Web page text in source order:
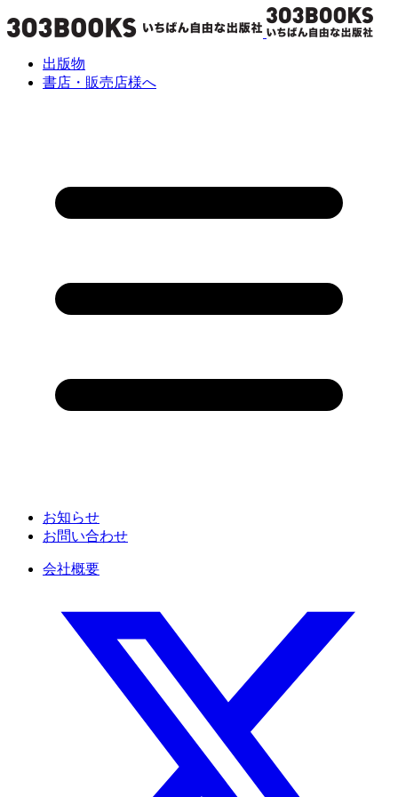
出版物
書店・販売店様へ
お知らせ
お問い合わせ
会社概要